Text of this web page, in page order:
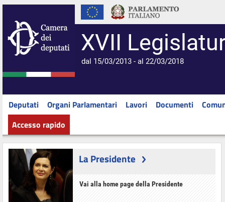
XVII
dal 15/03/2013 - al 22/03/2018
Deputati Organi Parlamentari Lavori Documenti
Accesso rapido
La Presidente
Vai alla home page della Presidente